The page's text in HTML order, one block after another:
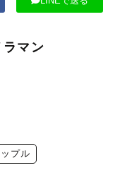
マン
プル